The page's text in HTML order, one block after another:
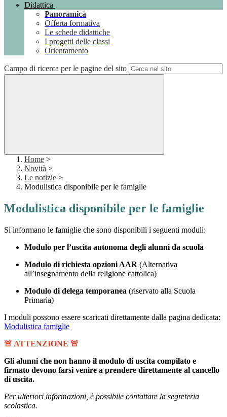
Didattica
Panoramica
Offerta formativa
Le schede didattiche
I progetti delle classi
Orientamento
Campo di ricerca per le pagine del sito
Home >
Novità >
Le notizie >
Modulistica disponibile per le famiglie
Modulistica disponibile per le famiglie
Si informano le famiglie che sono disponibili i seguenti moduli:
Modulo per l’uscita autonoma degli alunni da scuola
Modulo di richiesta opzioni AAR (Alternativa
all’insegnamento della religione cattolica)
Modulo di delega temporanea (riservato alla Scuola
Primaria)
I moduli possono essere scaricati direttamente dalla pagina dedicata:
Modulistica famiglie
🚨 ATTENZIONE 🚨
Gli alunni che non hanno il modulo di uscita compilato e
firmato devono farsi venire a prendere direttamente al cancello
di uscita.
Per ulteriori informazioni, è possibile contattare la segreteria
scolastica.